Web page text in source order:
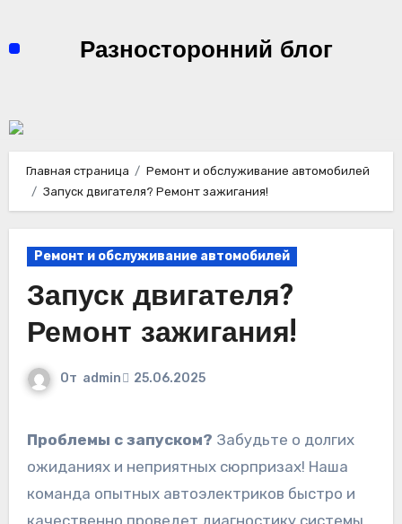
содержимомуРазносторонний блог
Главная страница
Ремонт и обслуживание автомобилей
Запуск двигателя? Ремонт зажигания!
Ремонт и обслуживание автомобилей
Запуск двигателя?
Ремонт зажигания!
От admin 25.06.2025
Проблемы с запуском? Забудьте о долгих
ожиданиях и неприятных сюрпризах! Наша
команда опытных автоэлектриков быстро и
качественно проведет диагностику системы